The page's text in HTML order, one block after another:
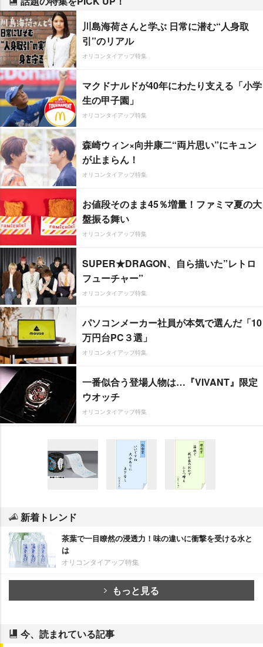
川島海荷さんと学ぶ 日常に潜む“人身取
引”のリアル
オリコンタイアップ特集
マクドナルドが40年にわたり支える「小学
生の甲子園」
オリコンタイアップ特集
森崎ウィン×向井康二“両片思い”にキュン
が止まらん！
オリコンタイアップ特集
お値段そのまま45％増量！ファミマ夏の大
盤振る舞い
オリコンタイアップ特集
SUPER★DRAGON、自ら描いた”レトロ
フューチャー”
オリコンタイアップ特集
パソコンメーカー社員が本気で選んだ「10
万円台PC３選」
オリコンタイアップ特集
一番似合う登場人物は…『VIVANT』限定
ウオッチ
オリコンタイアップ特集
新着トレンド
茶葉で一目瞭然の浸透力！味の違いに衝撃を受ける水と
は
オリコンタイアップ特集
もっと見る
今、読まれている記事